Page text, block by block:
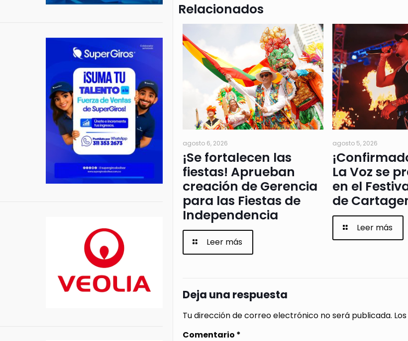
Relacionados
agosto 6, 2026
¡Se fortalecen las
fiestas! Aprueban
creación de Gerencia
para las Fiestas de
Independencia
Leer más
agosto 5, 2026
La Voz se
en el
de
Leer más
Deja una respuesta
Tu dirección de correo electrónico no será publicada.
Comentario *